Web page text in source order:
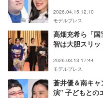
2026.04.15 12:10
モデルプレス
高畑充希ら「
智は大胆スリ
2026.03.13 17:44
モデルプレス
蒼井優＆南キ
演” 子どもとの